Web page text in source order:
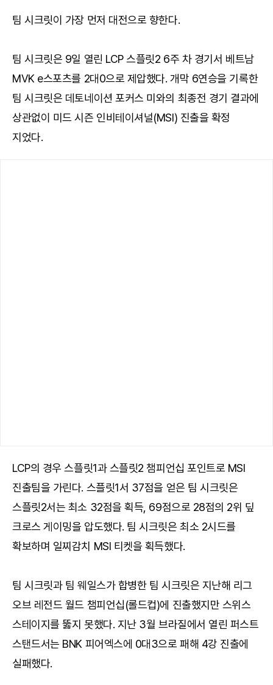
팀 시크릿이 가장 먼저 대전으로 향한다.
팀 시크릿은 9일 열린 LCP 스플릿2 6주 차 경기서 베트남
MVK e스포츠를 2대0으로 제압했다. 개막 6연승을 기록한
팀 시크릿은 데토네이션 포커스 미와의 최종전 경기 결과에
상관없이 미드 시즌 인비테이셔널(MSI) 진출을 확정
지었다.
LCP의 경우 스플릿1과 스플릿2 챔피언십 포인트로 MSI
진출팀을 가린다. 스플릿1서 37점을 얻은 팀 시크릿은
스플릿2서는 최소 32점을 획득, 69점으로 28점의 2위 딮
크로스 게이밍을 압도했다. 팀 시크릿은 최소 2시드를
확보하며 일찌감치 MSI 티켓을 획득했다.
팀 시크릿과 팀 웨일스가 합병한 팀 시크릿은 지난해 리그
오브 레전드 월드 챔피언십(롤드컵)에 진출했지만 스위스
스테이지를 뚫지 못했다. 지난 3월 브라질에서 열린 퍼스트
스탠드서는 BNK 피어엑스에 0대3으로 패해 4강 진출에
실패했다.